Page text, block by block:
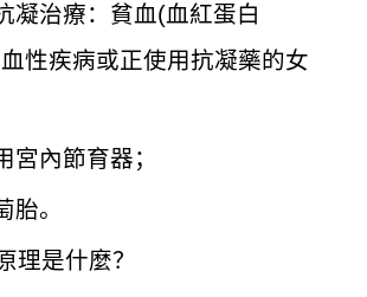
凝治療：貧血(血紅蛋白
性疾病或正使用抗凝藥的女
宮內節育器；
胎。
理是什麼？